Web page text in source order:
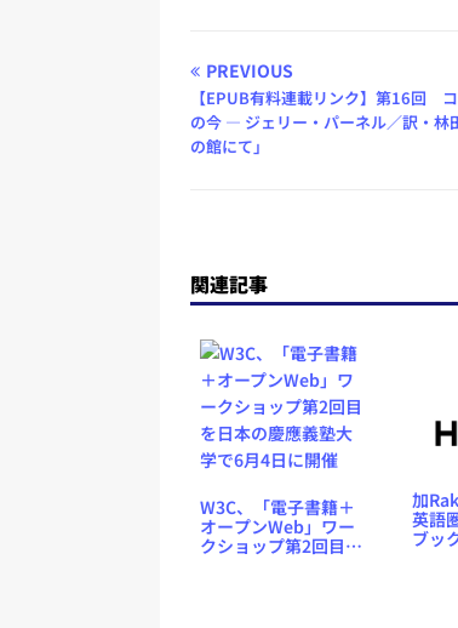
PREVIOUS
【EPUB有料連載リンク】第16回
の今 — ジェリー・パーネル／訳・林
の館にて」
関連記事
W3C、「電子書籍＋
オープンWeb」ワー
クショップ第2回目を
加
英語
ブッ